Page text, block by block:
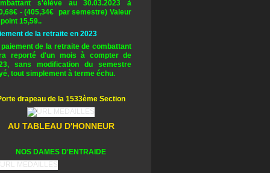
s'élève au 30.03.2023 à
€ - (405,34€ par semestre) Valeur
15,59..
de la retraite en 2023
paiement de la retraite de combattant
reporté d'un mois à compter de
sans modification du semestre
tout simplement à terme échu.
drapeau de la 1533ème Section
AU TABLEAU D'HONNEUR
NOS DAMES D'ENTRAIDE